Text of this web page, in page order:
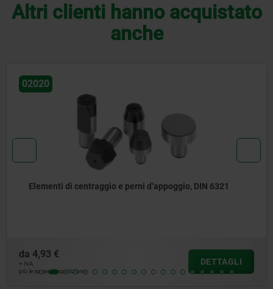
Altri clienti hanno acquistato
anche
02020
Elementi di centraggio e perni d‘appoggio, DIN 6321
da4,93 €
+ IVA
più le spese di spedizione
DETTAGLI